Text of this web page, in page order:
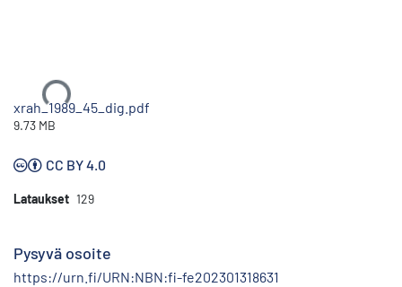
Ladataan...
xrah_1989_45_dig.pdf
9.73 MB
CC BY 4.0
Lataukset 129
Pysyvä osoite
https://urn.fi/URN:NBN:fi-fe202301318631